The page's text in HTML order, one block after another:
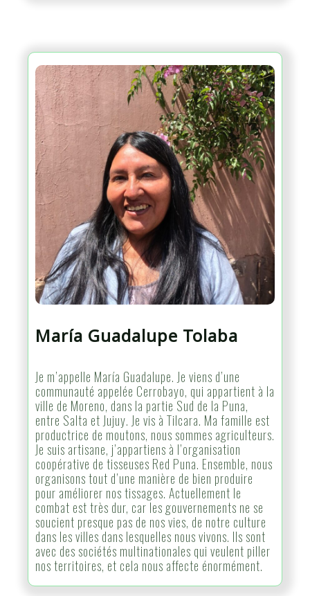
María Guadalupe Tolaba
Je m’appelle María Guadalupe. Je viens d’une
communauté appelée Cerrobayo, qui appartient à la
ville de Moreno, dans la partie Sud de la Puna,
entre Salta et Jujuy. Je vis à Tilcara. Ma famille est
productrice de moutons, nous sommes agriculteurs.
Je suis artisane, j’appartiens à l’organisation
coopérative de tisseuses Red Puna. Ensemble, nous
organisons tout d’une manière de bien produire
pour améliorer nos tissages. Actuellement le
combat est très dur, car les gouvernements ne se
soucient presque pas de nos vies, de notre culture
dans les villes dans lesquelles nous vivons. Ils sont
avec des sociétés multinationales qui veulent piller
nos territoires, et cela nous affecte énormément.